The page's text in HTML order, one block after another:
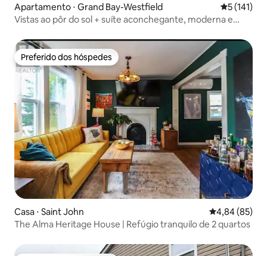
Apartamento ⋅ Grand Bay-Westfield 5 de uma
5 (141)
Vistas ao pôr do sol + suíte aconchegante, moderna e
Preferido dos hóspedes
Preferido dos hóspedes
Casa ⋅ Saint John 4,84 de uma
4,84 (85)
The Alma Heritage House | Refúgio tranquilo de 2 quartos